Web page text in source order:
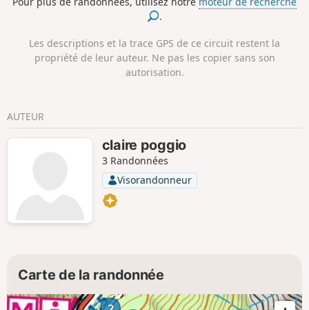
route. Nous avons marché après des chutes de neige et
choisi la prudence, c'est à dire la route. La neige
.
Les descriptions et la trace GPS de ce circuit restent la
propriété de leur auteur. Ne pas les copier sans son
autorisation.
AUTEUR
claire poggio
3 Randonnées
Visorandonneur
Carte de la randonnée